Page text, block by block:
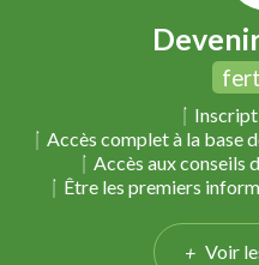
Accès complet à la base
Accès aux conseils
Être les premiers
Voir